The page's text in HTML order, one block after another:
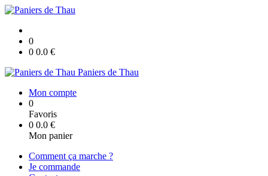
0
0 0.0 €
Paniers de Thau
Mon compte
0
Favoris
0 0.0 €
Mon panier
Comment ça marche ?
Je commande